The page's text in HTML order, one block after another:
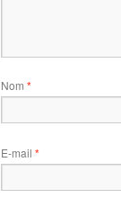
Nom *
E-mail *